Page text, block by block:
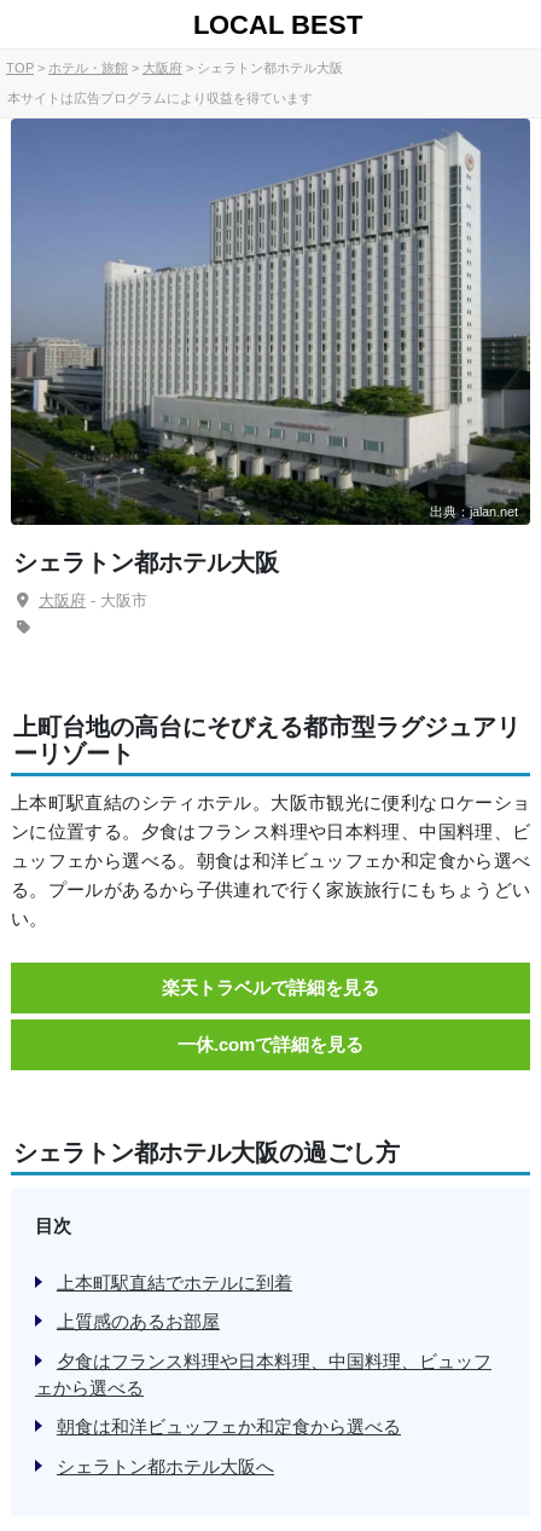
LOCAL BEST
TOP ホテル・旅館 大阪府 シェラトン都ホテル大阪
本サイトは広告プログラムにより収益を得ています
出典：jalan.net
シェラトン都ホテル大阪
大阪府- 大阪市
上町台地の高台にそびえる都市型ラグジュアリ
ーリゾート
上本町駅直結のシティホテル。大阪市観光に便利なロケーショ
ンに位置する。夕食はフランス料理や日本料理、中国料理、ビ
ュッフェから選べる。朝食は和洋ビュッフェか和定食から選べ
る。プールがあるから子供連れで行く家族旅行にもちょうどい
い。
楽天トラベルで詳細を見る
一休.comで詳細を見る
シェラトン都ホテル大阪の過ごし方
目次
上本町駅直結でホテルに到着
上質感のあるお部屋
夕食はフランス料理や日本料理、中国料理、ビュッフ
ェから選べる
朝食は和洋ビュッフェか和定食から選べる
シェラトン都ホテル大阪へ